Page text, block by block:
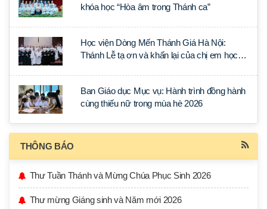
khóa học “Hòa âm trong Thánh ca”
Học viện Dòng Mến Thánh Giá Hà Nội:
Thánh Lễ tạ ơn và khấn lại của chị em học
Ban Giáo dục Mục vụ: Hành trình đồng hành
cùng thiếu nữ trong mùa hè 2026
THÔNG BÁO
Thư Tuần Thánh và Mừng Chúa Phục Sinh 2026
Thư mừng Giáng sinh và Năm mới 2026